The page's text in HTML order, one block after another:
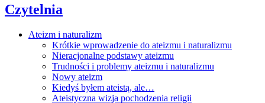
Czytelnia
Ateizm i naturalizm
Krótkie wprowadzenie do ateizmu i naturalizmu
Nieracjonalne podstawy ateizmu
Trudności i problemy ateizmu i naturalizmu
Nowy ateizm
Kiedyś byłem ateistą, ale…
Ateistyczna wizja pochodzenia religii